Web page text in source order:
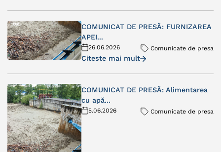
COMUNICAT DE PRESĂ: FURNIZAREA
APEI...
26.06.2026 Comunicate de presa
Citeste mai mult
COMUNICAT DE PRESĂ: Alimentarea
cu apă...
5.06.2026 Comunicate de presa